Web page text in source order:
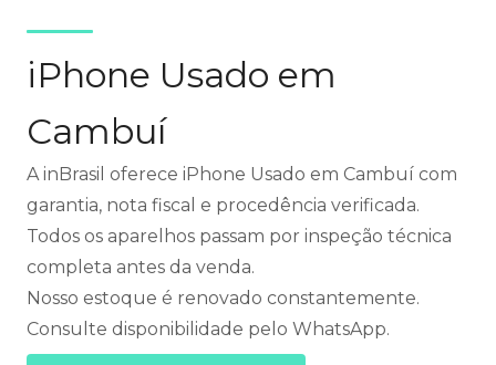
iPhone Usado em
Cambuí
A inBrasil oferece iPhone Usado em Cambuí com
garantia, nota fiscal e procedência verificada.
Todos os aparelhos passam por inspeção técnica
completa antes da venda.
Nosso estoque é renovado constantemente.
Consulte disponibilidade pelo WhatsApp.